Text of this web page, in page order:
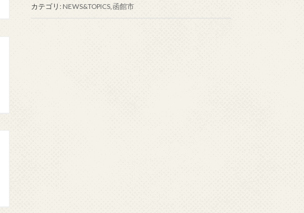
カテゴリ: NEWS&TOPICS 函館市